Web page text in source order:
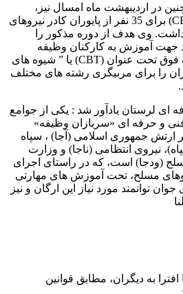
در اردیبهشت ماه امسال نیز،
برگزاری دوره آموزشی (CBT) برای 35 نفر از پایوران کادر نیروهای
وی هدف از دوره مذکور را
جهت آموزش به کارکنان وظیفه
برشمرد و بیان داشت: دوره فوق تحت عنوان (CBT) یا ” شیوه های
را برای مربیگری رشته های مختلف
لرستان یادآور شد : یکی از جوامع
فنی و حرفه ای «سربازان وظیفه»
ارتش جمهوری اسلامی (آجا) ، سپاه
نیروی انتظامی (ناجا) و وزارت
(ودجا) است، که در راستای اجرای
مسلح، تحت آموزش های مهارتی
توانمند مورد نیاز این ارگان و نیز
به ديگران، مطابق قوانين